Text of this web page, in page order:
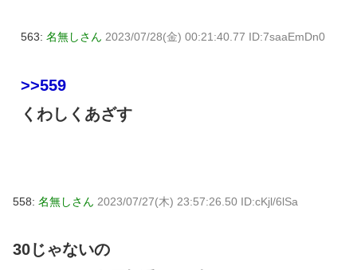
563: 名無しさん 2023/07/28(金) 00:21:40.77 ID:7saaEmDn0
>>559
くわしくあざす
558: 名無しさん 2023/07/27(木) 23:57:26.50 ID:cKjl/6lSa
30じゃないの